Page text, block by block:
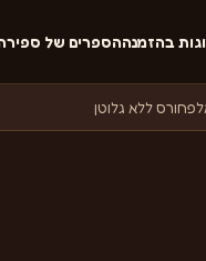
בהזמנההספרים של ספיר
ללא גלוטן